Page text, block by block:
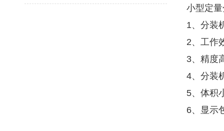
小型定
1、分装
2、工作
3、精度
4、分装
5、体积
6、显示